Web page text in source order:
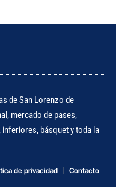
de San Lorenzo de
mercado de pases,
básquet y toda la
de privacidad Contacto